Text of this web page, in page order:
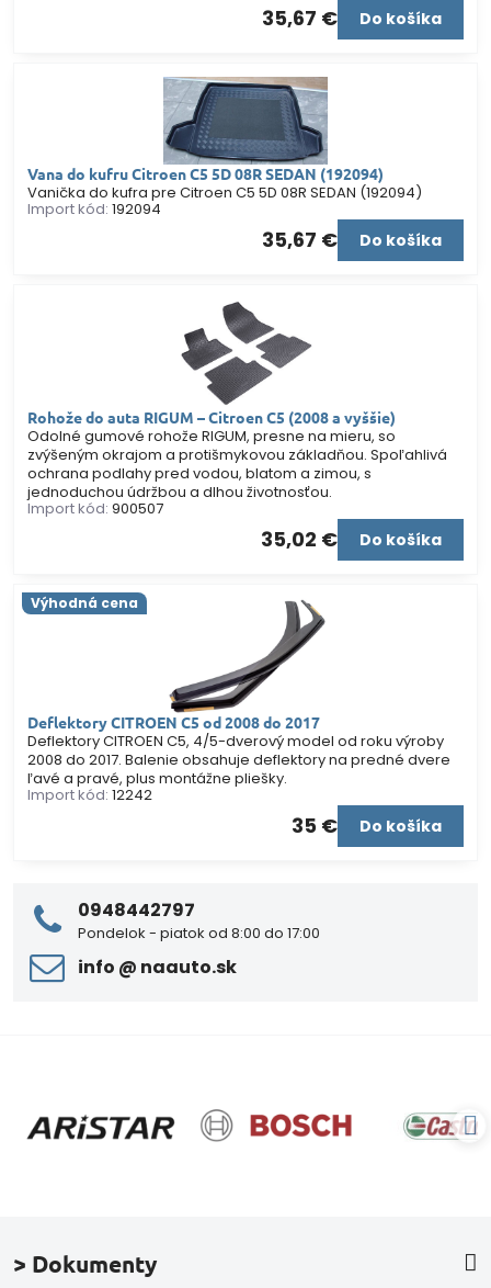
35,67 € Do košíka
Vana do kufru Citroen C5 5D 08R SEDAN (192094)
Vanička do kufra pre Citroen C5 5D 08R SEDAN (192094)
Import kód: 192094
35,67 € Do košíka
Rohože do auta RIGUM – Citroen C5 (2008 a vyššie)
Odolné gumové rohože RIGUM, presne na mieru, so
zvýšeným okrajom a protišmykovou základňou. Spoľahlivá
ochrana podlahy pred vodou, blatom a zimou, s
jednoduchou údržbou a dlhou životnosťou.
Import kód: 900507
35,02 € Do košíka
Deflektory CITROEN C5 od 2008 do 2017
Výhodná cena
Deflektory CITROEN C5, 4/5-dverový model od roku výroby
2008 do 2017. Balenie obsahuje deflektory na predné dvere
ľavé a pravé, plus montážne pliešky.
Import kód: 12242
35 € Do košíka
0948442797
Pondelok - piatok od 8:00 do 17:00
info ​@ naauto​.sk
> Dokumenty